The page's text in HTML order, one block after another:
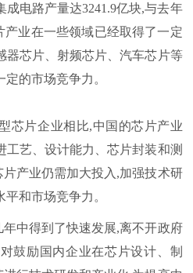
电路产量达3241.9亿块,与去年
产业在一些领域已经取得了一定
器芯片、射频芯片、汽车芯片等
的市场竞争力。
片企业相比,中国的芯片产业
工艺、设计能力、芯片封装和测
产业仍需加大投入,加强技术研
和市场竞争力。
中得到了快速发展,离不开政府
鼓励国内企业在芯片设计、制